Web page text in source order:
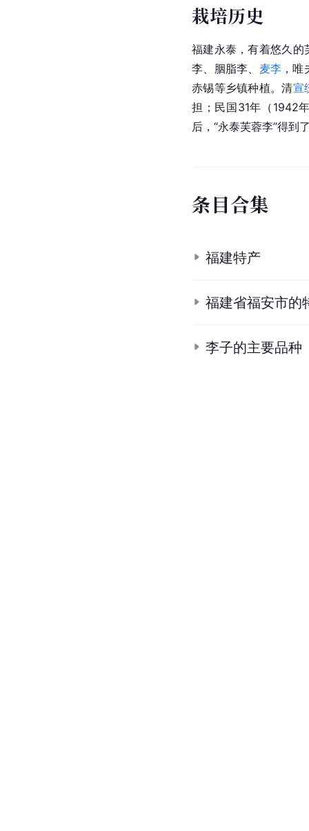
栽培历史
福建永泰，有着悠久的
李、胭脂李、 麦李 ，
赤锡等乡镇种植。清宣
担；民国31年（1942
后，“永泰芙蓉李”得到
条目合集
福建特产
福建省福安市的
李子的主要品种